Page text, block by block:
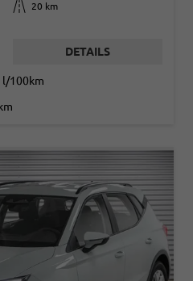
Kilometerstand
20 km
DETAILS
l/100km